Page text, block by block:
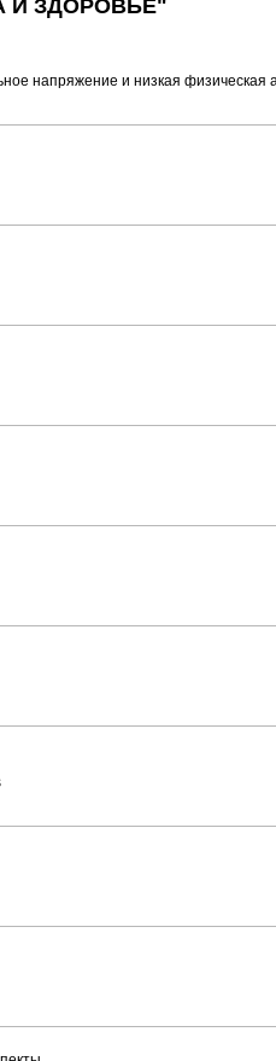
И ЗДОРОВЬЕ"
напряжение и низкая физическая